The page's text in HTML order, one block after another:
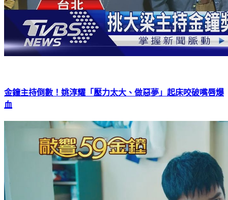
金鐘主持倒數！姚淳耀「壓力太大、做惡夢」起床咬破嘴唇爆
血